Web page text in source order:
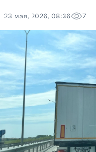
23 мая, 2026, 08:36 7